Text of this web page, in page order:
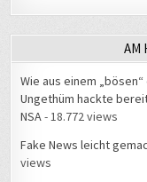
AM
Wie aus einem
Ungethüm hackte
NSA- 18.772 views
Fake News leicht
views